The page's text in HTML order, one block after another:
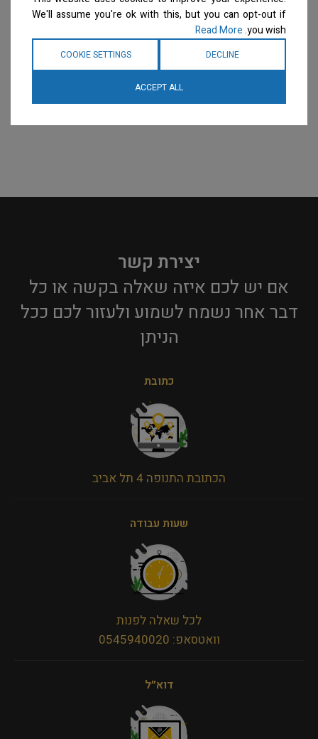
יצירת קשר
אם יש לכם איזה שאלה בקשה או כל
דבר אחר נשמח לשמוע ולעזור לכם ככל
הניתן​
כתובת
הכתובת התנופה 4 תל אביב
שעות עבודה
לכל שאלה לפנות
וואטסאפ: 0545940020
דוא״ל
We'll assume you're ok with this, but you can opt-out if
you wish.
Read More
DECLINE
COOKIE SETTINGS
ACCEPT ALL